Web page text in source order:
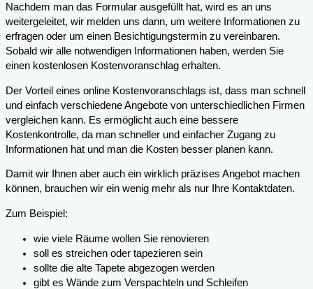
Nachdem man das Formular ausgefüllt hat, wird es an uns
weitergeleitet, wir melden uns dann, um weitere Informationen zu
erfragen oder um einen Besichtigungstermin zu vereinbaren.
Sobald wir alle notwendigen Informationen haben, werden Sie
einen kostenlosen Kostenvoranschlag erhalten.
Der Vorteil eines online Kostenvoranschlags ist, dass man schnell
und einfach verschiedene Angebote von unterschiedlichen Firmen
vergleichen kann. Es ermöglicht auch eine bessere
Kostenkontrolle, da man schneller und einfacher Zugang zu
Informationen hat und man die Kosten besser planen kann.
Damit wir Ihnen aber auch ein wirklich präzises Angebot machen
können, brauchen wir ein wenig mehr als nur Ihre Kontaktdaten.
Zum Beispiel:
wie viele Räume wollen Sie renovieren
soll es streichen oder tapezieren sein
sollte die alte Tapete abgezogen werden
gibt es Wände zum Verspachteln und Schleifen